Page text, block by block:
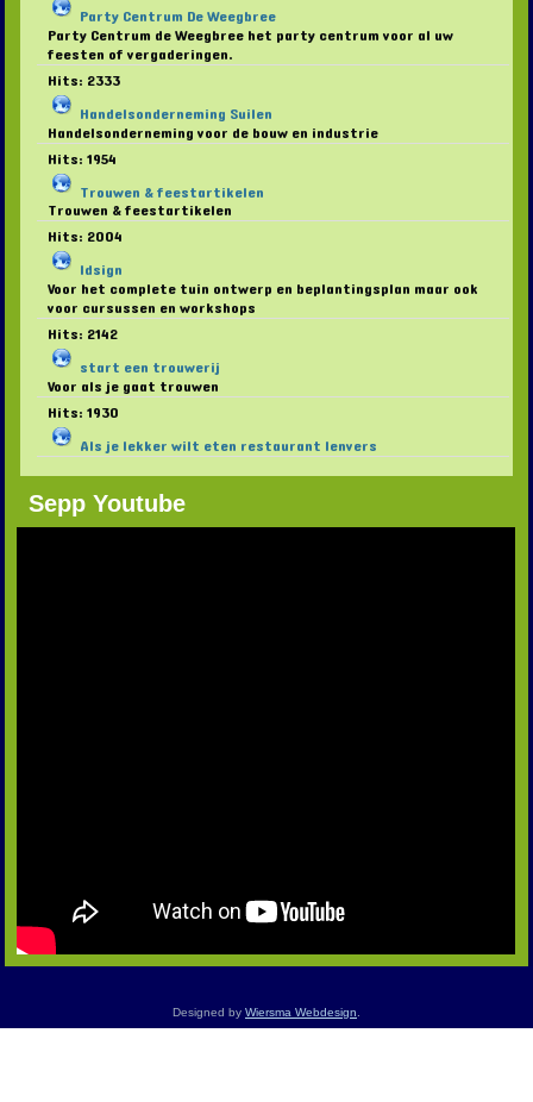
Party Centrum De Weegbree
Party Centrum de Weegbree het party centrum voor al uw
feesten of vergaderingen.
Hits: 2333
Handelsonderneming Suilen
Handelsonderneming voor de bouw en industrie
Hits: 1954
Trouwen & feestartikelen
Trouwen & feestartikelen
Hits: 2004
Idsign
Voor het complete tuin ontwerp en beplantingsplan maar ook
voor cursussen en workshops
Hits: 2142
start een trouwerij
Voor als je gaat trouwen
Hits: 1930
Als je lekker wilt eten restaurant lenvers
Sepp Youtube
Designed by Wiersma Webdesign